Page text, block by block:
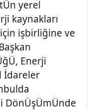
yerel
kaynakları
işbirliğine ve
Enerji
İdareler
DönÜşÜmÜnde